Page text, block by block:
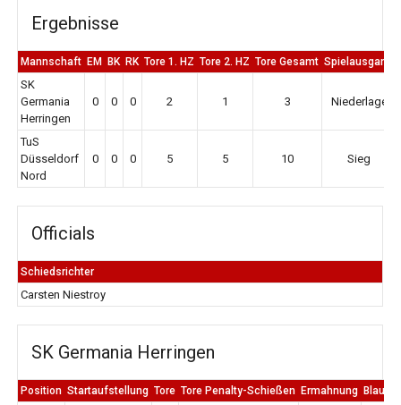
Ergebnisse
Mannschaft EM BK RK Tore 1. HZ Tore 2. HZ Tore Gesamt Spielausgang
SK
Germania
Herringen
0 0 0 2 1 3 Niederlage
TuS
Düsseldorf
Nord
0 0 0 5 5 10 Sieg
Officials
Schiedsrichter
Carsten Niestroy
SK Germania Herringen
Position Startaufstellung Tore Tore Penalty-Schießen Ermahnung Blaue